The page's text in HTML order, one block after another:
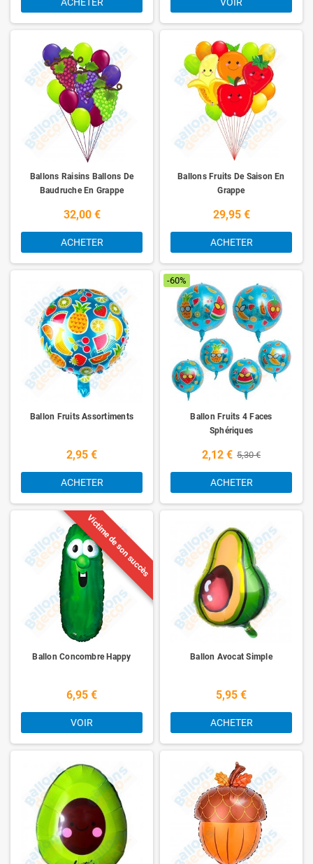
Ballons Raisins Ballons De
Baudruche En Grappe
32,00 €
ACHETER
Ballons Fruits De Saison En
Grappe
29,95 €
ACHETER
Ballon Fruits Assortiments
2,95 €
ACHETER
-60%
Ballon Fruits 4 Faces
Sphériques
2,12 € 5,30 €
ACHETER
Victime de son succès
Ballon Concombre Happy
6,95 €
VOIR
Ballon Avocat Simple
5,95 €
ACHETER